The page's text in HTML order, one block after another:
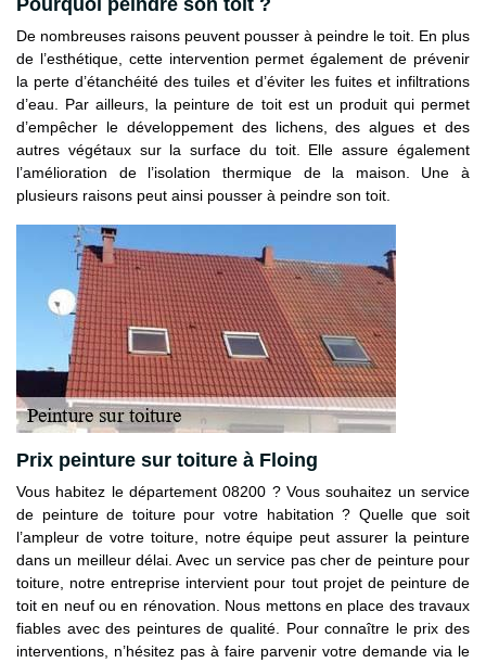
Pourquoi peindre son toit ?
De nombreuses raisons peuvent pousser à peindre le toit. En plus
de l’esthétique, cette intervention permet également de prévenir
la perte d’étanchéité des tuiles et d’éviter les fuites et infiltrations
d’eau. Par ailleurs, la peinture de toit est un produit qui permet
d’empêcher le développement des lichens, des algues et des
autres végétaux sur la surface du toit. Elle assure également
l’amélioration de l’isolation thermique de la maison. Une à
plusieurs raisons peut ainsi pousser à peindre son toit.
Prix peinture sur toiture à Floing
Vous habitez le département 08200 ? Vous souhaitez un service
de peinture de toiture pour votre habitation ? Quelle que soit
l’ampleur de votre toiture, notre équipe peut assurer la peinture
dans un meilleur délai. Avec un service pas cher de peinture pour
toiture, notre entreprise intervient pour tout projet de peinture de
toit en neuf ou en rénovation. Nous mettons en place des travaux
fiables avec des peintures de qualité. Pour connaître le prix des
interventions, n’hésitez pas à faire parvenir votre demande via le